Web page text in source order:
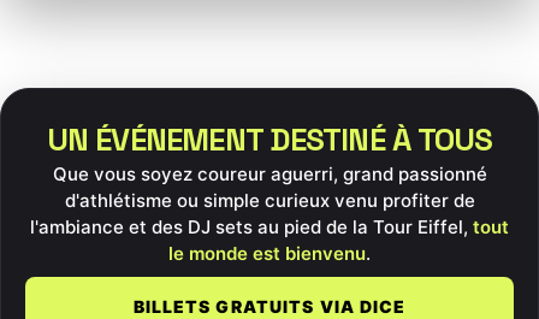
UN ÉVÉNEMENT DESTINÉ À TOUS
Que vous soyez coureur aguerri, grand passionné
d'athlétisme ou simple curieux venu profiter de
l'ambiance et des DJ sets au pied de la Tour Eiffel, tout
le monde est bienvenu.
BILLETS GRATUITS VIA DICE